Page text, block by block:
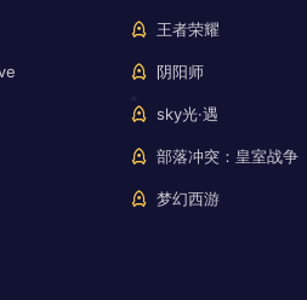
王者荣耀
阴阳师
sky光·遇
部落冲突：皇室战争
梦幻西游